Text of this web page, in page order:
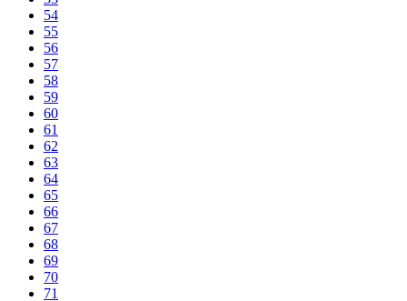
54
55
56
57
58
59
60
61
62
63
64
65
66
67
68
69
70
71